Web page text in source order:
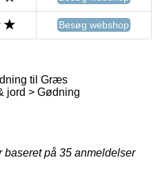
Besøg webshop
til Græs
jord > Gødning
baseret på 35 anmeldelser